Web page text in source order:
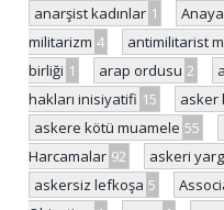
anarşist kadınlar 1
militarizm 4 antimilitarist
birliği 1 arap ordusu 2
hakları inisiyatifi 15 asker
askere kötü muamele 55
Harcamalar 92 askeri
askersiz lefkoşa 5